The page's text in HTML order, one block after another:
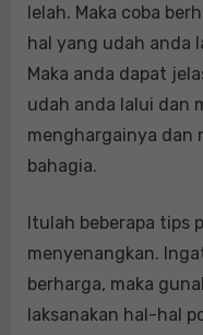
lelah. Maka coba
hal yang udah anda
Maka anda dapat
udah anda lalui dan
menghargainya dan
bahagia.
Itulah beberapa tips
menyenangkan.
berharga, maka
laksanakan hal-hal